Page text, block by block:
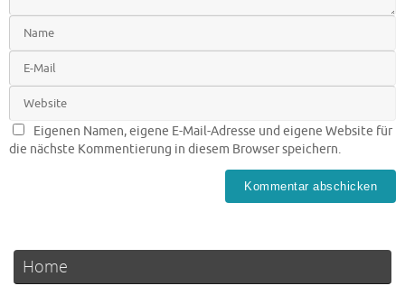
Eigenen Namen, eigene E-Mail-Adresse und eigene Website für
die nächste Kommentierung in diesem Browser speichern.
Home